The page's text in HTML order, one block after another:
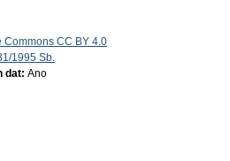
Commons CC BY 4.0
1995 Sb.
dat: Ano